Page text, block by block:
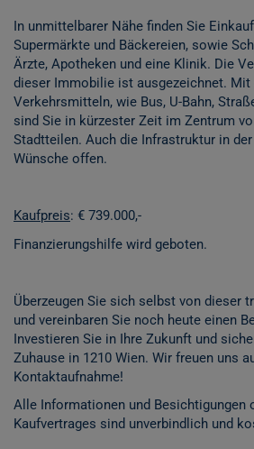
In unmittelbarer Nähe finden Sie
Supermärkte und Bäckereien, sowie
Ärzte, Apotheken und eine Klinik. Die
dieser Immobilie ist ausgezeichnet.
Verkehrsmitteln, wie Bus, U-Bahn,
sind Sie in kürzester Zeit im Zentrum
Stadtteilen. Auch die Infrastruktur in
Wünsche offen.
Kaufpreis: € 739.000,-
Finanzierungshilfe wird geboten.
Überzeugen Sie sich selbst von dieser
und vereinbaren Sie noch heute einen
Investieren Sie in Ihre Zukunft und
Zuhause in 1210 Wien. Wir freuen uns
Kontaktaufnahme!
Alle Informationen und Besichtigungen
Kaufvertrages sind unverbindlich und